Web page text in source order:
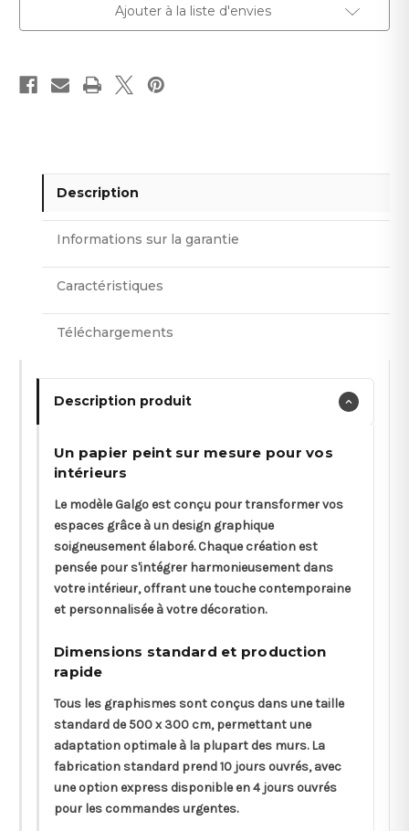
Ajouter à la liste d'envies
Description
Informations sur la garantie
Caractéristiques
Téléchargements
Description produit
Un papier peint sur mesure pour vos
intérieurs
Le modèle Galgo est conçu pour transformer vos
espaces grâce à un design graphique
soigneusement élaboré. Chaque création est
pensée pour s'intégrer harmonieusement dans
votre intérieur, offrant une touche contemporaine
et personnalisée à votre décoration.
Dimensions standard et production
rapide
Tous les graphismes sont conçus dans une taille
standard de 500 x 300 cm, permettant une
adaptation optimale à la plupart des murs. La
fabrication standard prend 10 jours ouvrés, avec
une option express disponible en 4 jours ouvrés
pour les commandes urgentes.